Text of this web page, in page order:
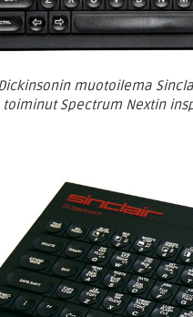
muotoilema
toiminut Spectrum Nextin